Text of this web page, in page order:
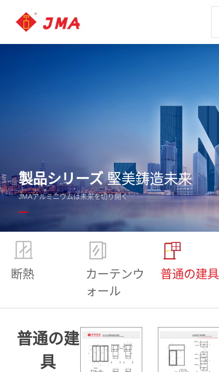
製品シリーズ堅美鋳造未来
JMAアルミニウムは未来を切り開く
断熱
カーテンウ
ォール
普通の建具
普通の建
具